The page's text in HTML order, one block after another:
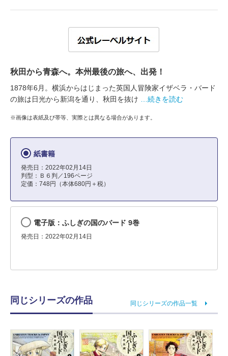
秋田から青森へ。本州最後の旅へ、出発！
1878年6月。横浜からはじまった英国人冒険家イザベラ・バード
の旅は日光から新潟を通り、秋田を抜け
…続きを読む
※画像は表紙及び帯等、実際とは異なる場合があります。
紙書籍
発売日：2022年02月14日
判型：Ｂ６判／196ページ
定価：748円（本体680円＋税）
電子版：ふしぎの国のバード 9巻
発売日：2022年02月14日
同じシリーズの作品 同じシリーズの作品一覧